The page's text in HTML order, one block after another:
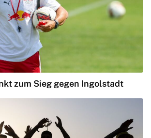
zum Sieg gegen Ingolstadt